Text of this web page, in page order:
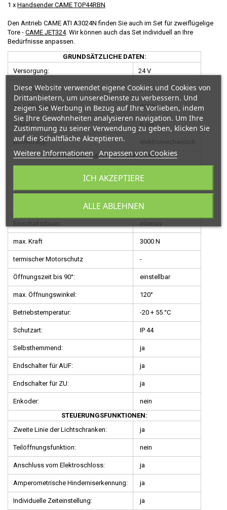
1 x Handsender CAME TOP44RBN
Den Antrieb CAME ATI A3024N finden Sie auch im Set für zweiflügelige
Tore - CAME JET324. Wir können auch das Set individuell an Ihre
Bedürfnisse anpassen.
GRUNDSÄTZLICHE DATEN:
Versorgung:
24 V
max. Flügelbreite: 3 m
max. Flügelgewicht: 800 kg
D-Maß: 6 cm
Antriebstyp:
elektromechanisch
TECHNISCHE DATEN DES ANTRIEBES:
120 W
Einschaltsdauer: intensiv
max. Kraft 3000 N
termischer Motorschutz -
Öffnungszeit bis 90°: einstellbar
max. Öffnungswinkel: 120°
Betriebstemperatur: -20 + 55 °C
Schutzart: IP 44
Selbsthemmend: ja
Endschalter für AUF: ja
Endschalter für ZU: ja
Enkoder:
nein
STEUERUNGSFUNKTIONEN:
Zweite Linie der Lichtschranken:
ja
Teilöffnungsfunktion: nein
Anschluss vom Elektroschloss: ja
Amperometrische Hinderniserkennung: ja
Individuelle Zeiteinstellung: ja
Diese Website verwendet eigene Cookies und Cookies von
Drittanbietern, um unsereDienste zu verbessern. Und
zeigen Sie Werbung in Bezug auf Ihre Vorlieben, indem
Sie Ihre Gewohnheiten analysieren navigation. Um Ihre
Zustimmung zu seiner Verwendung zu geben, klicken Sie
auf die Schaltfläche Akzeptieren.
Weitere Informationen Anpassen von Cookies
ALLE ABLEHNEN
ICH AKZEPTIERE